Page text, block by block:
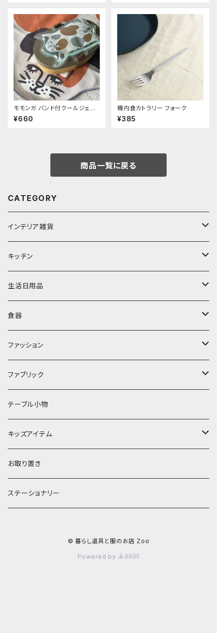
モモンガ バンド付クールジェル
ミケ
¥660
機内食カトラリー フォーク
¥385
商品一覧に戻る
CATEGORY
インテリア雑貨
置物・オブジェ
ミラー
ぬいぐるみ
時計
フラワーベース
ランプ
キッチン
水筒・マグ
カトラリー
食器
その他
生活日用品
タオル・ハンカチ
キッチンクロス
その他
食器
コップ・マグカップ
プレート
ボウル
お茶碗
汁椀・丼ぶり
ファッション
バッグ
エプロン
財布・ポーチ
雨傘・日傘
靴・くつした
ファブリック
タオル
クッションカバー
スローケット
テーブル小物
キッズアイテム
靴
スタイ・エプロン
お取り置き
ステーショナリー
© 暮らし道具と服のお店 Zoo
Powered by